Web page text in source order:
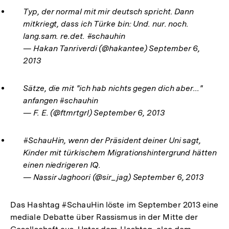
Typ, der normal mit mir deutsch spricht. Dann
mitkriegt, dass ich Türke bin: Und. nur. noch.
lang.sam. re.det. #schauhin
— Hakan Tanriverdi (@hakantee) September 6,
2013
Sätze, die mit "ich hab nichts gegen dich aber..."
anfangen #schauhin
— F. E. (@ftmrtgrl) September 6, 2013
#SchauHin, wenn der Präsident deiner Uni sagt,
Kinder mit türkischem Migrationshintergrund hätten
einen niedrigeren IQ.
— Nassir Jaghoori (@sir_jag) September 6, 2013
Das Hashtag #SchauHin löste im September 2013 eine
mediale Debatte über Rassismus in der Mitte der